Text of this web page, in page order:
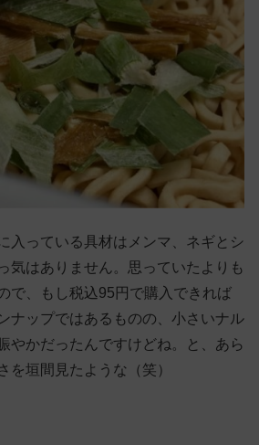
入っている具材はメンマ、ネギとシ
気はありません。思っていたよりも
で、もし税込95円で購入できれば
ナップではあるものの、小さいナル
やかだったんですけどね。と、あら
を垣間見たような（笑）